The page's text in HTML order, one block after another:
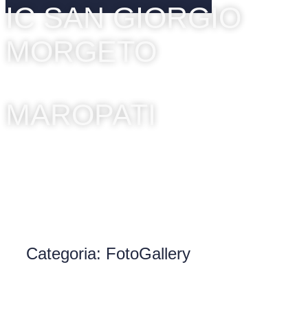
IC SAN GIORGIO
MORGETO
MAROPATI
Categoria: FotoGallery